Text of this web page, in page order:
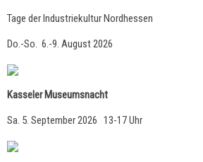
Tage der Industriekultur Nordhessen
Do.-So. 6.-9. August 2026
Kasseler Museumsnacht
Sa. 5. September 2026 13-17 Uhr